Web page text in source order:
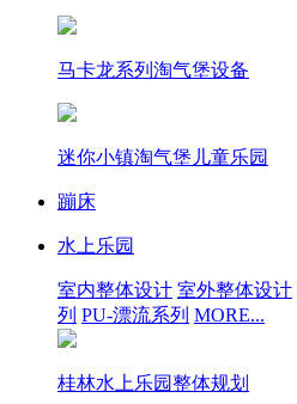
马卡龙系列淘气堡设备
迷你小镇淘气堡儿童乐园
蹦床
水上乐园
室内整体设计 室外整体设计
列 PU-漂流系列 MORE...
桂林水上乐园整体规划